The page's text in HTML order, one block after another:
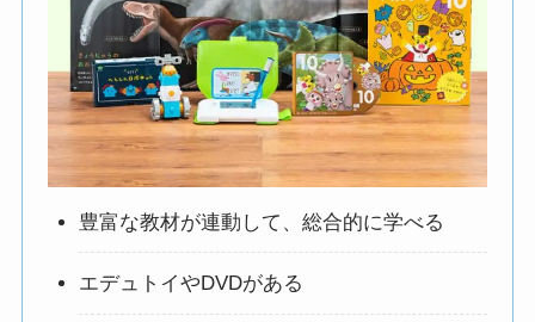
豊富な教材が連動して、総合的に学べる
エデュトイやDVDがある